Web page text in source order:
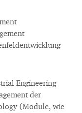
Engineering
der
(Module, wie